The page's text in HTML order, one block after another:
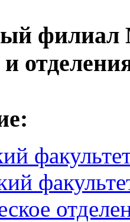
факультет